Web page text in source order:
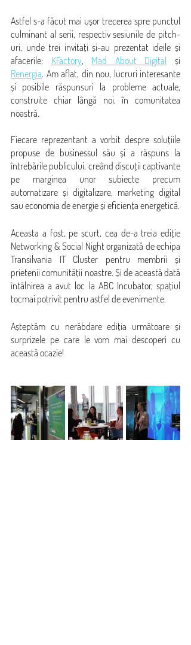
Astfel s-a făcut mai ușor trecerea spre punctul
culminant al serii, respectiv sesiunile de pitch-
uri, unde trei invitați și-au prezentat ideile și
afacerile: KFactory, Mad About Digital
Renergia. Am aflat, din nou, lucruri interesante
și posibile răspunsuri la probleme actuale,
construite chiar lângă noi, în comunitatea
noastră.
Fiecare reprezentant a vorbit despre soluțiile
propuse de businessul său și a răspuns la
întrebările publicului, creând discuții captivante
pe marginea unor subiecte precum
automatizare și digitalizare, marketing digital
sau economia de energie și eficiența energetică.
Aceasta a fost, pe scurt, cea de-a treia ediție
Networking & Social Night organizată de echipa
Transilvania IT Cluster pentru membrii și
prietenii comunității noastre. Și de această dată
întâlnirea a avut loc la ABC Incubator, spațiul
tocmai potrivit pentru astfel de evenimente.
Așteptăm cu nerăbdare ediția următoare și
surprizele pe care le vom mai descoperi cu
această ocazie!